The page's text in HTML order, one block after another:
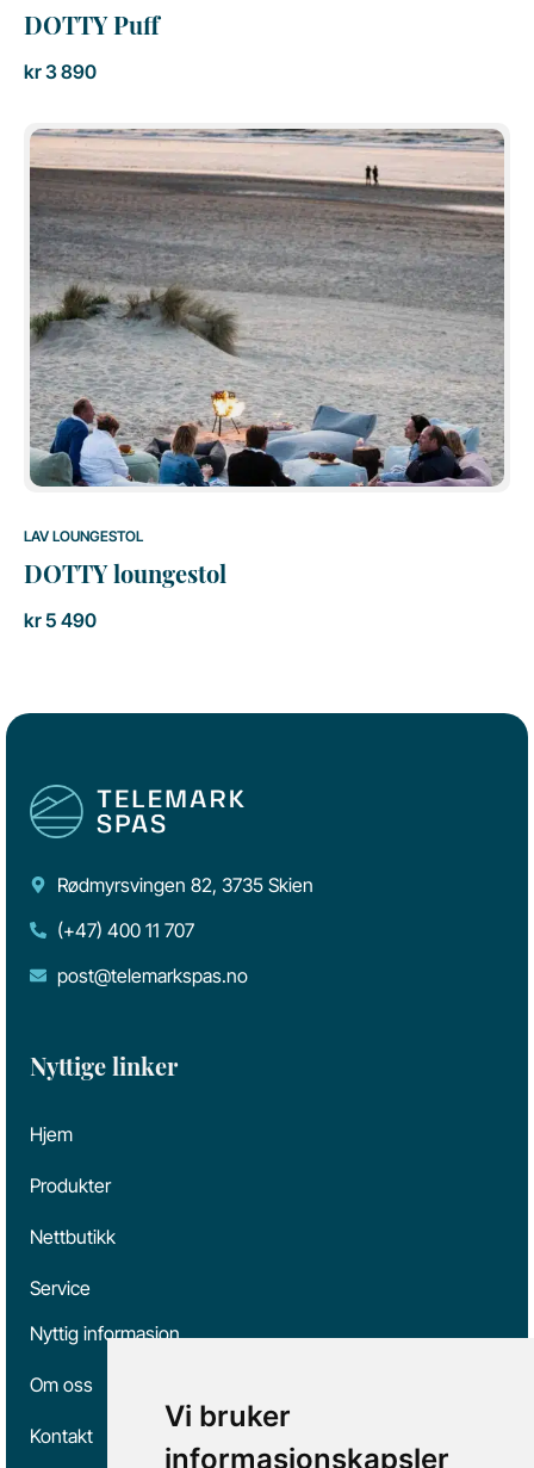
Vi bruker
informasjonskapsler
DOTTY Puff
kr3 890
LAV LOUNGESTOL
DOTTY loungestol
kr5 490
Rødmyrsvingen 82, 3735 Skien
(+47) 400 11 707
post@telemarkspas.no
Nyttige linker
Hjem
Produkter
Nettbutikk
Service
Nyttig informasjon
Om oss
Kontakt